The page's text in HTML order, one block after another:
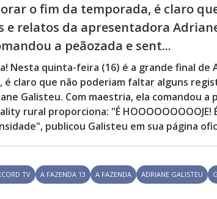
o fim da temporada, é claro
e relatos da apresentadora
a peãozada e sent...
Nesta quinta-feira (16) é a grande final de
é claro que não poderiam faltar alguns
Galisteu. Com maestria, ela comandou a
rural proporciona: "É HOOOOOOOOOJE!
publicou Galisteu em sua página
TV A FAZENDA 13 A FAZENDA ADRIANE GALISTEU